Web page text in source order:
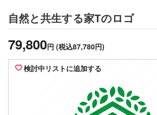
自然と共生する家Tのロゴ
79,800円 (税込87,780円)
検討中リストに追加する